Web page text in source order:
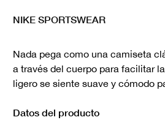
NIKE SPORTSWEAR
Nada pega como una camiseta
a través del cuerpo para facilitar
ligero se siente suave y cómodo
Datos del producto